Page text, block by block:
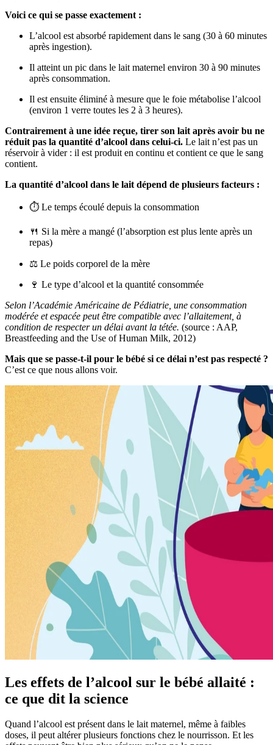
Voici ce qui se passe exactement :
L’alcool est absorbé rapidement dans le sang (30 à 60 minutes
après ingestion).
Il atteint un pic dans le lait maternel environ 30 à 90 minutes
après consommation.
Il est ensuite éliminé à mesure que le foie métabolise l’alcool
(environ 1 verre toutes les 2 à 3 heures).
Contrairement à une idée reçue, tirer son lait après avoir bu ne
réduit pas la quantité d’alcool dans celui-ci. Le lait n’est pas un
réservoir à vider : il est produit en continu et contient ce que le sang
contient.
La quantité d’alcool dans le lait dépend de plusieurs facteurs :
⏱️ Le temps écoulé depuis la consommation
🍴 Si la mère a mangé (l’absorption est plus lente après un
repas)
⚖️ Le poids corporel de la mère
🍷 Le type d’alcool et la quantité consommée
Selon l’Académie Américaine de Pédiatrie, une consommation
modérée et espacée peut être compatible avec l’allaitement, à
condition de respecter un délai avant la tétée. (source : AAP,
Breastfeeding and the Use of Human Milk, 2012)
Mais que se passe-t-il pour le bébé si ce délai n’est pas respecté ?
C’est ce que nous allons voir.
Les effets de l’alcool sur le bébé allaité :
ce que dit la science
Quand l’alcool est présent dans le lait maternel, même à faibles
doses, il peut altérer plusieurs fonctions chez le nourrisson. Et les